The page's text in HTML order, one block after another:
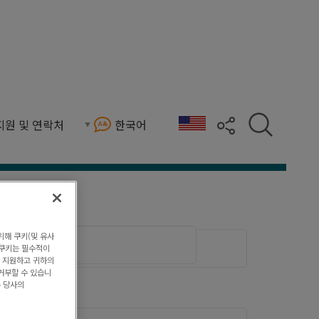
원 및 연락처 한국어
해 쿠키(및 유사
키는 필수적이
원하고 귀하의
부할 수 있습니
사의